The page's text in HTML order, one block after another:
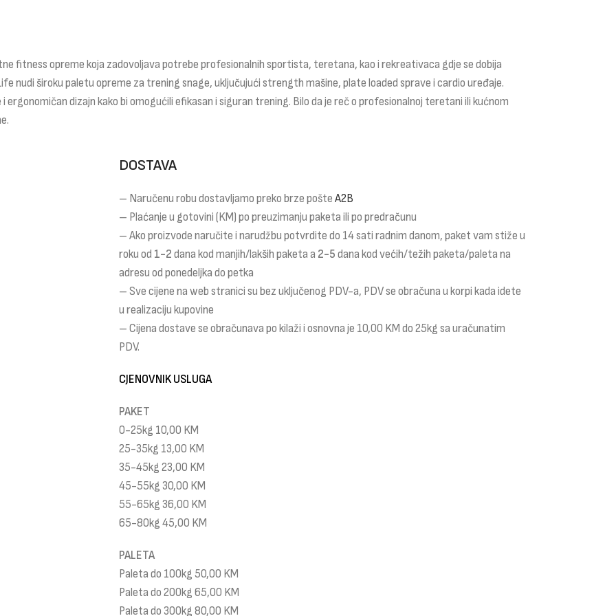
fitness opreme koja zadovoljava potrebe profesionalnih sportista, teretana, kao i rekreativaca gdje se dobija
nudi široku paletu opreme za trening snage, uključujući strength mašine, plate loaded sprave i cardio uređaje.
dizajn kako bi omogućili efikasan i siguran trening. Bilo da je reč o profesionalnoj teretani ili kućnom
DOSTAVA
– Naručenu robu dostavljamo preko brze pošte A2B
– Plaćanje u gotovini (KM) po preuzimanju paketa ili po predračunu
– Ako proizvode naručite i narudžbu potvrdite do 14 sati radnim danom, paket vam stiže u
roku od 1-2 dana kod manjih/lakših paketa a 2-5 dana kod većih/težih paketa/paleta na
adresu od ponedeljka do petka
– Sve cijene na web stranici su bez uključenog PDV-a, PDV se obračuna u korpi kada idete
u realizaciju kupovine
– Cijena dostave se obračunava po kilaži i osnovna je 10,00 KM do 25kg sa uračunatim
PDV.
CJENOVNIK USLUGA
PAKET
0-25kg 10,00 KM
25-35kg 13,00 KM
35-45kg 23,00 KM
45-55kg 30,00 KM
55-65kg 36,00 KM
65-80kg 45,00 KM
PALETA
Paleta do 100kg 50,00 KM
Paleta do 200kg 65,00 KM
Paleta do 300kg 80,00 KM